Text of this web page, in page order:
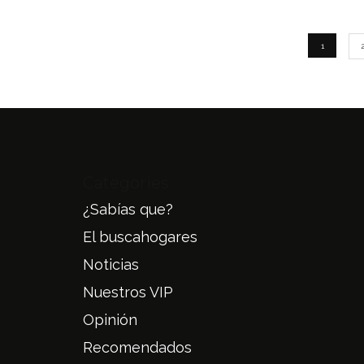
1 2
¿Sabías que?
El buscahogares
Noticias
Nuestros VIP
Opinión
Recomendados